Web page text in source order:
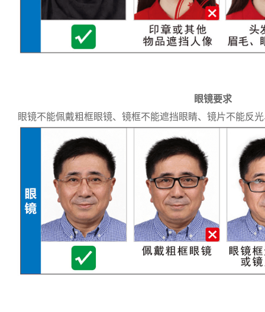
眼镜要求
眼镜不能佩戴粗框眼镜、镜框不能遮挡眼睛、镜片不能反